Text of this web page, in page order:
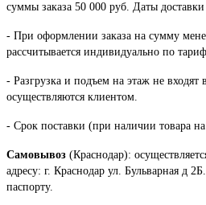
суммы заказа 50 000 руб. Даты
- При оформлении заказа на сумму
рассчитывается индивидуально по
- Разгрузка и подъем на этаж не входят
осуществляются клиентом.
- Срок поставки (при наличии товара
Самовывоз (Краснодар):
адресу: г. Краснодар ул. Бульварная д
паспорту.